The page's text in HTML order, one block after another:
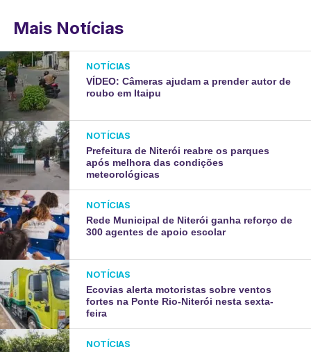
Mais Notícias
NOTÍCIAS
VÍDEO: Câmeras ajudam a prender autor de
roubo em Itaipu
NOTÍCIAS
Prefeitura de Niterói reabre os parques
após melhora das condições
meteorológicas
NOTÍCIAS
Rede Municipal de Niterói ganha reforço de
300 agentes de apoio escolar
NOTÍCIAS
Ecovias alerta motoristas sobre ventos
fortes na Ponte Rio-Niterói nesta sexta-
feira
NOTÍCIAS